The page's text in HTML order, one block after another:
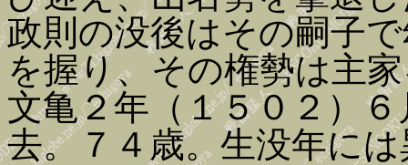
政則の没後はその嗣子
を握り、その権勢は主
文亀２年（１５０２）
去。７４歳。生没年に